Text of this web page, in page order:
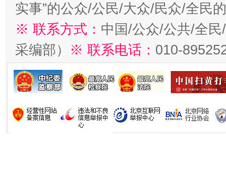
实事”的公众/公民/大众/民众/全民
※ 联系方式： 中国/公众/公共/全
采编部） ※ 联系电话： 010-